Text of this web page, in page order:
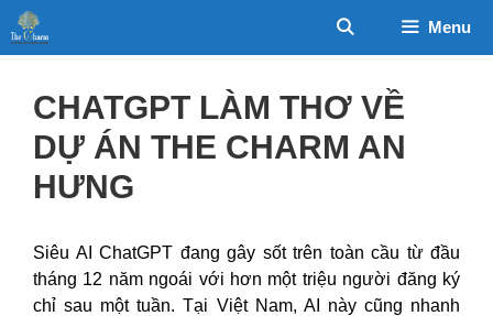
Chuyển
đến
nội
Menu
CHATGPT LÀM THƠ VỀ
DỰ ÁN THE CHARM AN
HƯNG
Siêu AI ChatGPT đang gây sốt trên toàn cầu từ đầu
tháng 12 năm ngoái với hơn một triệu người đăng ký
chỉ sau một tuần. Tại Việt Nam, AI này cũng nhanh